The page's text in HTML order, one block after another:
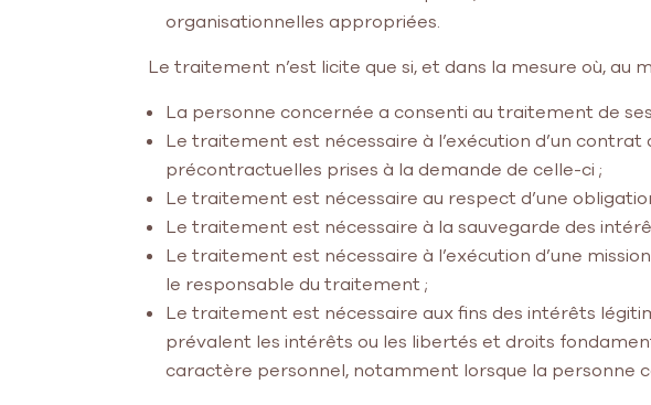
organisationnelles appropriées.
Le traitement n’est licite que si, et dans la mesure où, au
La personne concernée a consenti au traitement de
Le traitement est nécessaire à l’exécution d’un
précontractuelles prises à la demande de celle-ci ;
Le traitement est nécessaire au respect d’une
Le traitement est nécessaire à la sauvegarde des
Le traitement est nécessaire à l’exécution d’une
le responsable du traitement ;
Le traitement est nécessaire aux fins des intérêts
prévalent les intérêts ou les libertés et droits
caractère personnel, notamment lorsque la personne